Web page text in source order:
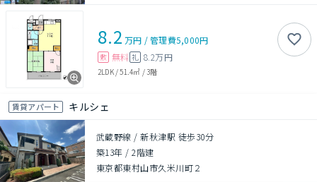
8.2 万円 /管理費5,000円
敷 無料 礼 8.2万円
2LDK/51.4㎡ /3階
賃貸アパート キルシェ
武蔵野線 / 新秋津駅 徒歩30分
築13年 /2階建
東京都東村山市久米川町２